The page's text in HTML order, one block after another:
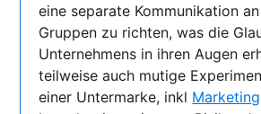
eine separate Kommunikation
Gruppen zu richten, was die
Unternehmens in ihren Augen
teilweise auch mutige
einer Untermarke, inkl